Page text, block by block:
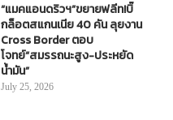
“แมคแอนดริวฯ”ขยายฟลีท!บิ๊
กล็อตสแกนเนีย 40 คัน ลุยงาน
Cross Border ตอบ
โจทย์“สมรรถนะสูง-ประหยัด
น้ำมัน”
July 25, 2026